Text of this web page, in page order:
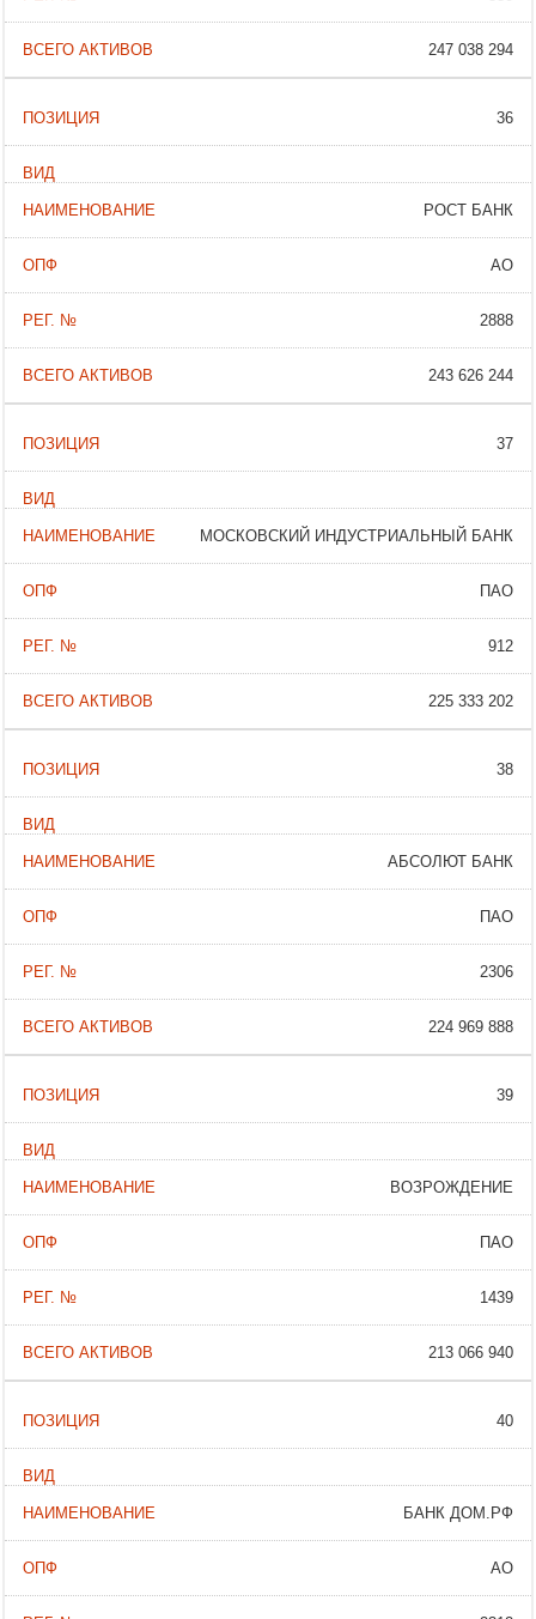
247 038 294
36
РОСТ БАНК
АО
2888
243 626 244
37
МОСКОВСКИЙ ИНДУСТРИАЛЬНЫЙ БАНК
ПАО
912
225 333 202
38
АБСОЛЮТ БАНК
ПАО
2306
224 969 888
39
ВОЗРОЖДЕНИЕ
ПАО
1439
213 066 940
40
БАНК ДОМ.РФ
АО